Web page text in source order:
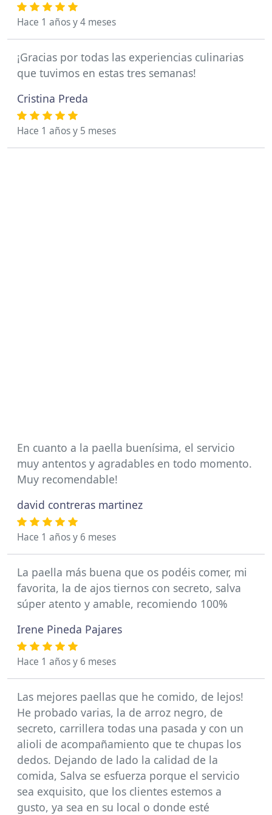
Hace 1 años y 4 meses
¡Gracias por todas las experiencias culinarias
que tuvimos en estas tres semanas!
Cristina Preda
Hace 1 años y 5 meses
En cuanto a la paella buenísima, el servicio
muy antentos y agradables en todo momento.
Muy recomendable!
david contreras martinez
Hace 1 años y 6 meses
La paella más buena que os podéis comer, mi
favorita, la de ajos tiernos con secreto, salva
súper atento y amable, recomiendo 100%
Irene Pineda Pajares
Hace 1 años y 6 meses
Las mejores paellas que he comido, de lejos!
He probado varias, la de arroz negro, de
secreto, carrillera todas una pasada y con un
alioli de acompañamiento que te chupas los
dedos. Dejando de lado la calidad de la
comida, Salva se esfuerza porque el servicio
sea exquisito, que los clientes estemos a
gusto, ya sea en su local o donde esté